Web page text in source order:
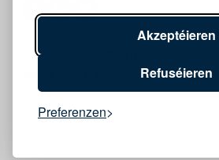
Akzeptéieren
Refuséieren
Preferenzen
Copyright © 2026 SNJ Tous droits